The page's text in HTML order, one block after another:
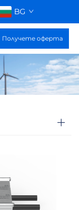
BG
Получете оферта